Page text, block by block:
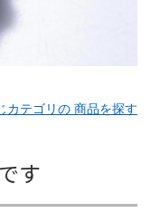
カテゴリの 商品を探す
す